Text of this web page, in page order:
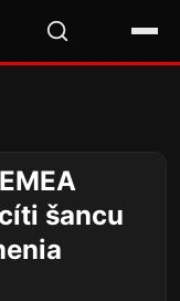
šancu